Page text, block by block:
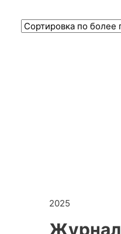
2025
Журнал